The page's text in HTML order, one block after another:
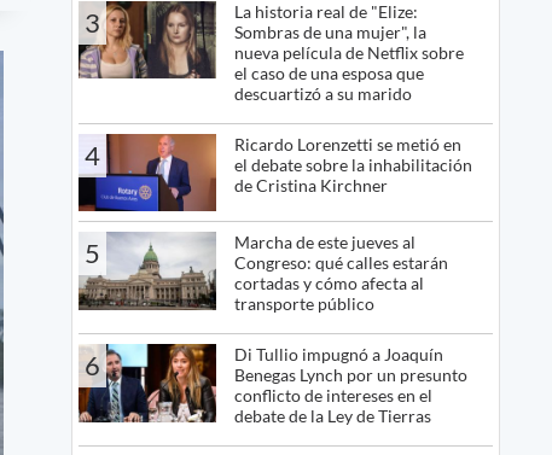
3
La historia real de "Elize:
Sombras de una mujer", la
nueva película de Netflix sobre
el caso de una esposa que
descuartizó a su marido
4
Ricardo Lorenzetti se metió en
el debate sobre la inhabilitación
de Cristina Kirchner
5
Marcha de este jueves al
Congreso: qué calles estarán
cortadas y cómo afecta al
transporte público
6
Di Tullio impugnó a Joaquín
Benegas Lynch por un presunto
conflicto de intereses en el
debate de la Ley de Tierras